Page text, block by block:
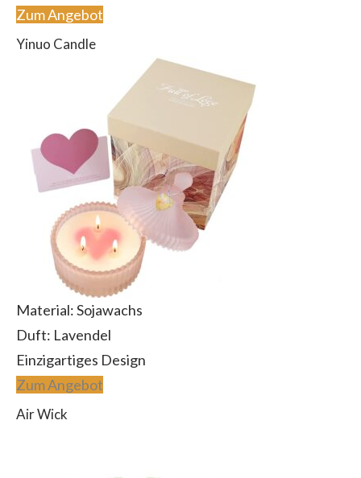
Zum Angebot
Yinuo Candle
Material: Sojawachs
Duft: Lavendel
Einzigartiges Design
Zum Angebot
Air Wick